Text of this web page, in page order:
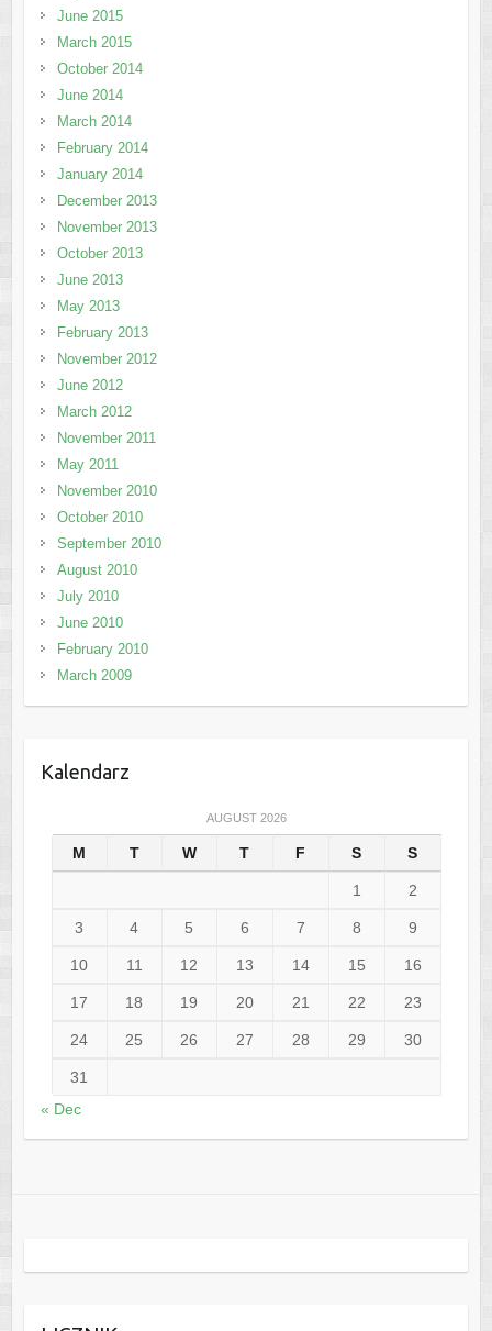
June 2015
March 2015
October 2014
June 2014
March 2014
February 2014
January 2014
December 2013
November 2013
October 2013
June 2013
May 2013
February 2013
November 2012
June 2012
March 2012
November 2011
May 2011
November 2010
October 2010
September 2010
August 2010
July 2010
June 2010
February 2010
March 2009
Kalendarz
AUGUST 2026
M T W T F S S
1 2
3 4 5 6 7 8 9
10 11 12 13 14 15 16
17 18 19 20 21 22 23
24 25 26 27 28 29 30
31
« Dec